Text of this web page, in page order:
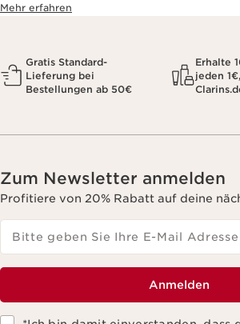
Mehr erfahren
Gratis Standard-
Lieferung bei
Bestellungen ab 50€
Erhalte
jeden
Zum Newsletter anmelden
Profitiere von 20% Rabatt auf deine
Bitte geben Sie Ihre E-Mail
Anmelden